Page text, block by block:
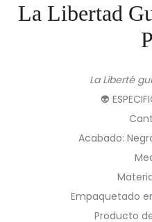
La Libertad
La Liberté
👽
Acabado:
Empaquetado
Producto